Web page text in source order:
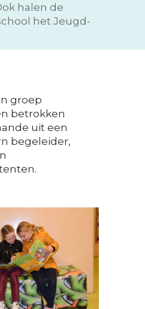
halen de
het Jeugd-
groep
betrokken
uit een
begeleider,